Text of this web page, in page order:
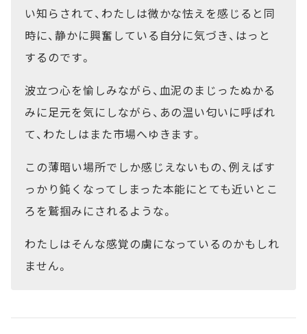
い知らされて、わたしは微かな怯えを感じると同
時に、静かに興奮している自分に気づき、はっと
するのです。
波立つ心を愉しみながら、血泥のまじったぬかる
みに足元を気にしながら、あの温い匂いに呼ばれ
て、わたしはまた市場へゆきます。
この薄暗い場所でしか感じえないもの、例えばす
っかり鈍くなってしまった本能にとても近いとこ
ろを鷲掴みにされるような。
わたしはそんな感覚の虜になっているのかもしれ
ません。